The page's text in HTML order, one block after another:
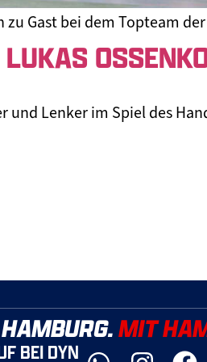
zu Gast bei dem Topteam
und Lenker im Spiel des
MIT
BEI DYN